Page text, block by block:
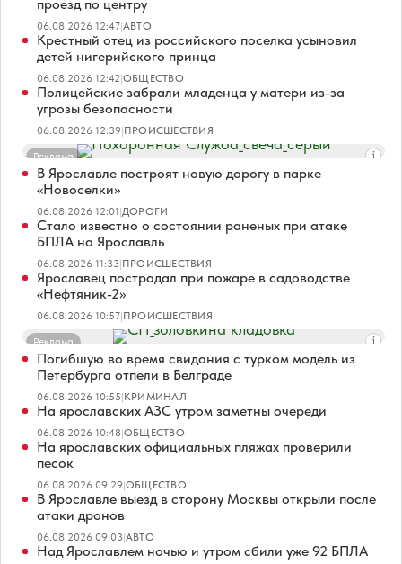
проезд по центру
06.08.2026 12:47|АВТО
Крестный отец из российского поселка усыновил
детей нигерийского принца
06.08.2026 12:42|ОБЩЕСТВО
Полицейские забрали младенца у матери из-за
угрозы безопасности
06.08.2026 12:39|ПРОИСШЕСТВИЯ
Реклама
В Ярославле построят новую дорогу в парке
«Новоселки»
06.08.2026 12:01|ДОРОГИ
Стало известно о состоянии раненых при атаке
БПЛА на Ярославль
06.08.2026 11:33|ПРОИСШЕСТВИЯ
Ярославец пострадал при пожаре в садоводстве
«Нефтяник-2»
06.08.2026 10:57|ПРОИСШЕСТВИЯ
Реклама
Погибшую во время свидания с турком модель из
Петербурга отпели в Белграде
06.08.2026 10:55|КРИМИНАЛ
На ярославских АЗС утром заметны очереди
06.08.2026 10:48|ОБЩЕСТВО
На ярославских официальных пляжах проверили
песок
06.08.2026 09:29|ОБЩЕСТВО
В Ярославле выезд в сторону Москвы открыли после
атаки дронов
06.08.2026 09:03|АВТО
Над Ярославлем ночью и утром сбили уже 92 БПЛА